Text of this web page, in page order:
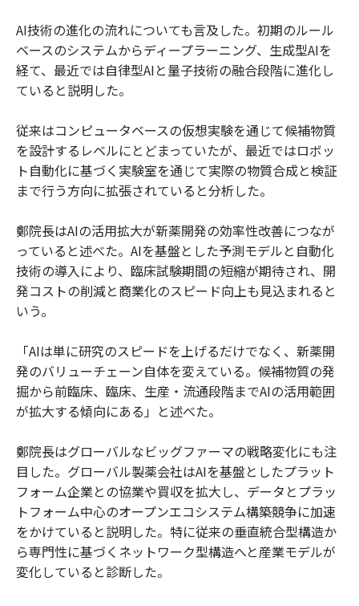
AI技術の進化の流れについても言及した。初期のルール
ベースのシステムからディープラーニング、生成型AIを
経て、最近では自律型AIと量子技術の融合段階に進化し
ていると説明した。
従来はコンピュータベースの仮想実験を通じて候補物質
を設計するレベルにとどまっていたが、最近ではロボッ
ト自動化に基づく実験室を通じて実際の物質合成と検証
まで行う方向に拡張されていると分析した。
鄭院長はAIの活用拡大が新薬開発の効率性改善につなが
っていると述べた。AIを基盤とした予測モデルと自動化
技術の導入により、臨床試験期間の短縮が期待され、開
発コストの削減と商業化のスピード向上も見込まれると
いう。
「AIは単に研究のスピードを上げるだけでなく、新薬開
発のバリューチェーン自体を変えている。候補物質の発
掘から前臨床、臨床、生産・流通段階までAIの活用範囲
が拡大する傾向にある」と述べた。
鄭院長はグローバルなビッグファーマの戦略変化にも注
目した。グローバル製薬会社はAIを基盤としたプラット
フォーム企業との協業や買収を拡大し、データとプラッ
トフォーム中心のオープンエコシステム構築競争に加速
をかけていると説明した。特に従来の垂直統合型構造か
ら専門性に基づくネットワーク型構造へと産業モデルが
変化していると診断した。